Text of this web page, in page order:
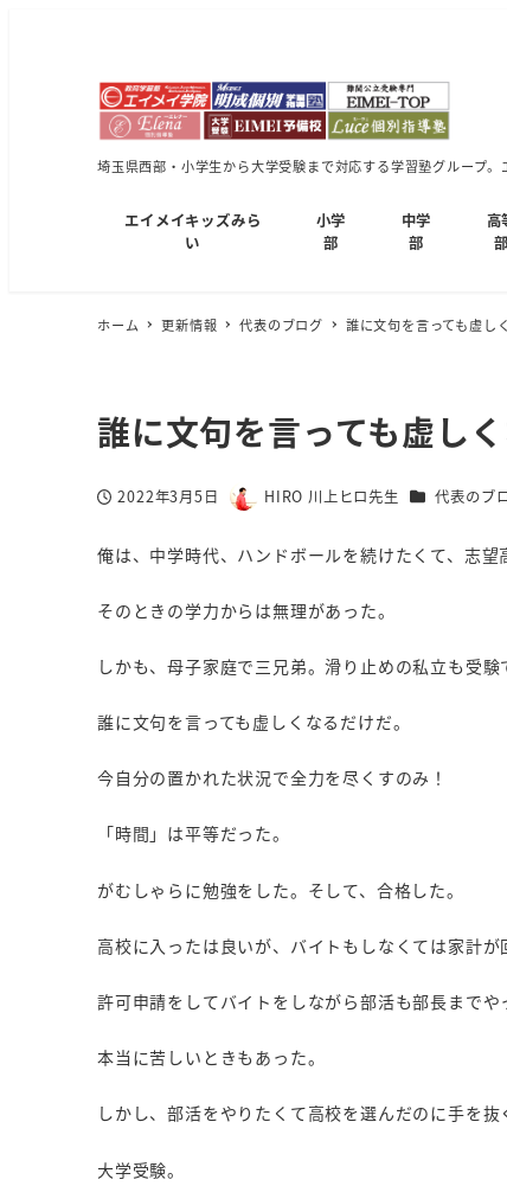
埼玉県西部・小学生から大学受験まで対応する学習塾グループ
エイメイキッズみら
い
小学
部
中学
部
高
部
ホーム 更新情報 代表のブログ 誰に文句を言っても虚し
誰に文句を言っても虚しく
投稿日2022年3月5日
著
HIRO 川上ヒロ先生 カテゴリー
代表のブ
俺は、中学時代、ハンドボールを続けたくて、志望
そのときの学力からは無理があった。
しかも、母子家庭で三兄弟。滑り止めの私立も受験
誰に文句を言っても虚しくなるだけだ。
今自分の置かれた状況で全力を尽くすのみ！
「時間」は平等だった。
がむしゃらに勉強をした。そして、合格した。
高校に入ったは良いが、バイトもしなくては家計が
許可申請をしてバイトをしながら部活も部長までや
本当に苦しいときもあった。
しかし、部活をやりたくて高校を選んだのに手を抜
大学受験。